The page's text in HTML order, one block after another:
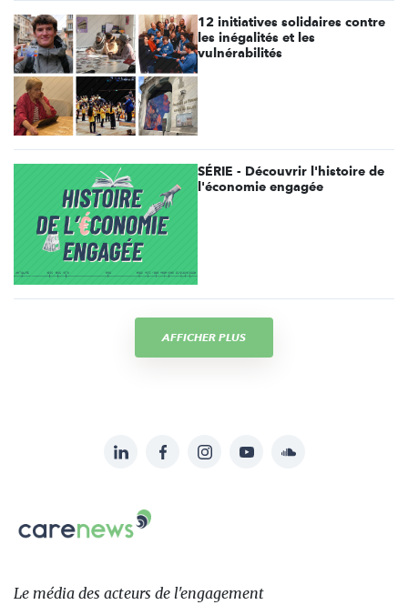
12 initiatives solidaires contre
les inégalités et les
vulnérabilités
SÉRIE - Découvrir l'histoire de
l'économie engagée
AFFICHER PLUS
sur:
LinkedInFacebookInstagramYouTubeSoundcloud
Le
des
Le média des acteurs de l'engagement